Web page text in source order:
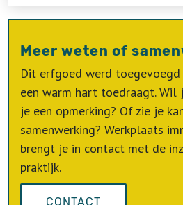
Meer weten of
Dit erfgoed werd
een warm hart toedraagt. Wil
je een opmerking? Of zie je
samenwerking? Werkplaats
brengt je in contact met de
praktijk.
CONTACT